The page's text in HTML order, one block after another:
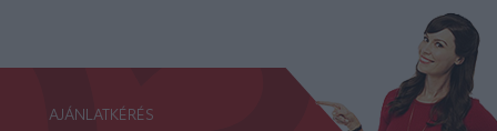
AJÁNLATKÉRÉS